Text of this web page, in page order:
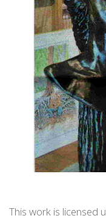
This work is licensed